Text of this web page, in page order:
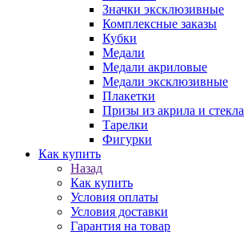
Значки эксклюзивные
Комплексные заказы
Кубки
Медали
Медали акриловые
Медали эксклюзивные
Плакетки
Призы из акрила и стекла
Тарелки
Фигурки
Как купить
Назад
Как купить
Условия оплаты
Условия доставки
Гарантия на товар